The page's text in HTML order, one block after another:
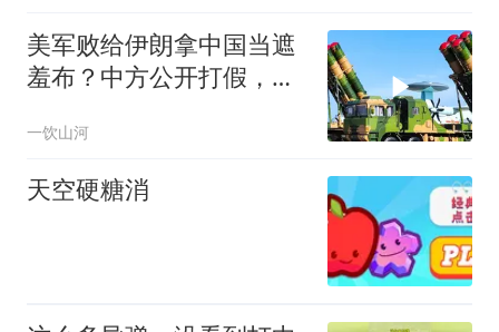
美军败给伊朗拿中国当遮
羞布？中方公开打假，一
一饮山河
天空硬糖消